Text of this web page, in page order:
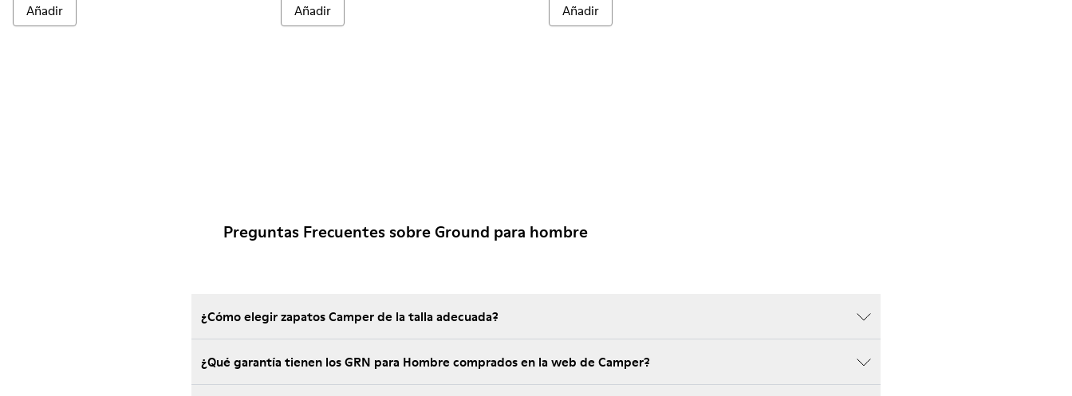
Añadir Añadir Añadir
Preguntas Frecuentes sobre Ground para hombre
¿Cómo elegir zapatos Camper de la talla adecuada?
¿Qué garantía tienen los GRN para Hombre comprados en la web de Camper?